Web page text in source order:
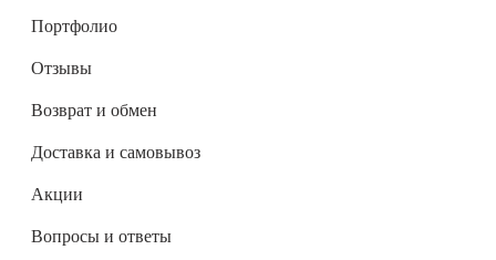
Портфолио
Отзывы
Возврат и обмен
Доставка и самовывоз
Акции
Вопросы и ответы